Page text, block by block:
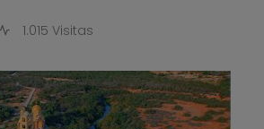
1.015 Visitas